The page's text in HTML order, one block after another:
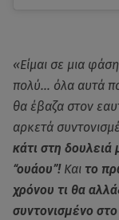
«Είμαι σε μια
πολύ… όλα αυτά
θα έβαζα στον
αρκετά
κάτι στη
“ουάου”!Και το
χρόνου τι θα
συντονισμένο